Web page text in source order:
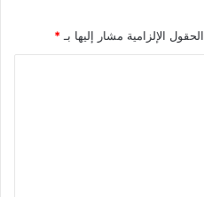
الحقول الإلزامية مشار إليها بـ *